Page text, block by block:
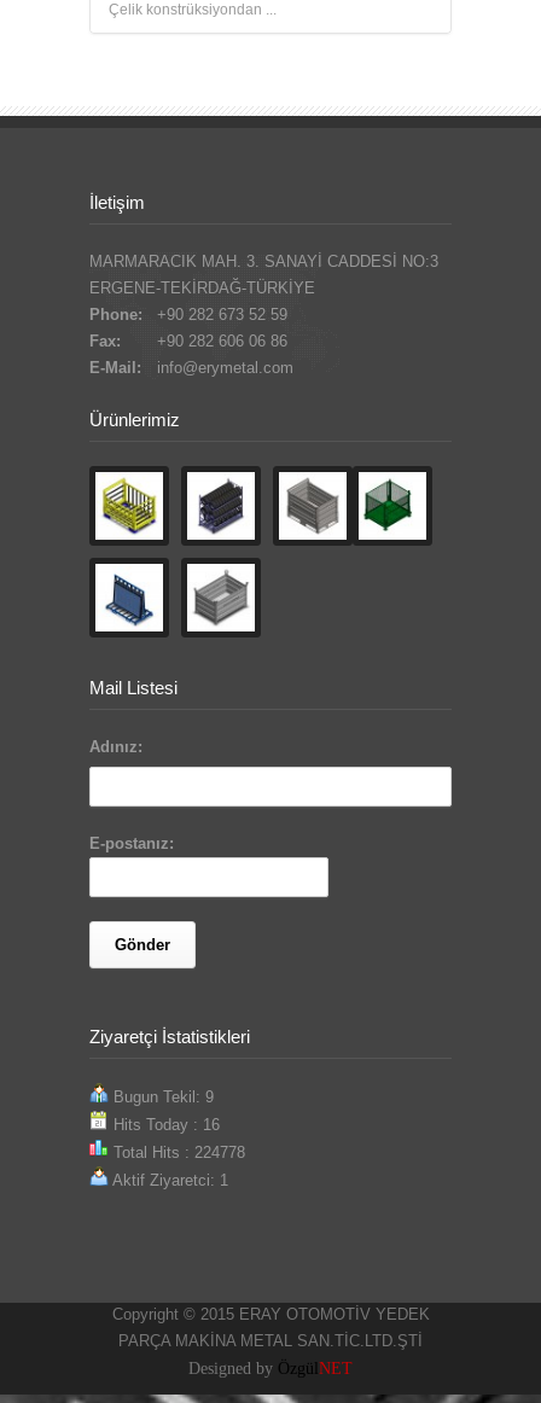
Çelik konstrüksiyondan ...
İletişim
MARMARACIK MAH. 3. SANAYİ CADDESİ NO:3
ERGENE-TEKİRDAĞ-TÜRKİYE
Phone:
+90 282 673 52 59
Fax:
+90 282 606 06 86
E-Mail:
info@erymetal.com
Ürünlerimiz
Mail Listesi
Adınız:
E-postanız:
Ziyaretçi İstatistikleri
Bugun Tekil: 9
Hits Today : 16
Total Hits : 224778
Aktif Ziyaretci: 1
Copyright © 2015 ERAY OTOMOTİV YEDEK
PARÇA MAKİNA METAL SAN.TİC.LTD.ŞTİ
Designed by Özgül NET